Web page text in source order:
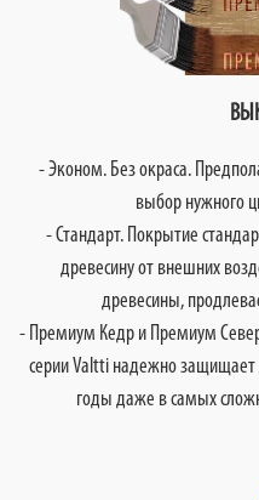
- Эконом. Без окраса.
выбор нужного
- Стандарт. Покрытие
древесину от внешних
древесины,
- Премиум Кедр и Премиум
серии Valtti надежно защищает
годы даже в самых